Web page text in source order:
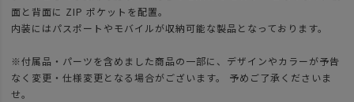
面と背面に ZIP ポケットを配置。
内装にはパスポートやモバイルが収納可能な製品となっております。
※付属品・パーツを含めました商品の一部に、デザインやカラーが予告
なく変更・仕様変更となる場合がございます。 予めご了承くださいま
せ。